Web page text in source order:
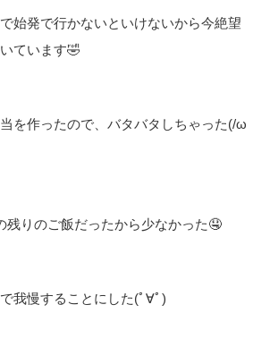
んは(*´▽｀*)
ノ
寝れちゃいそうでした🤣
らないんだよね|дﾟ)